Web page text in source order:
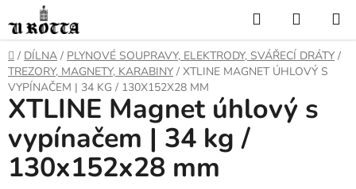
na
obsah
Hledat
KOŠÍK
DOMŮ
/ DÍLNA / PLYNOVÉ SOUPRAVY, ELEKTRODY, SVÁŘECÍ DRÁTY /
TREZORY, MAGNETY, KARABINY / XTLINE MAGNET ÚHLOVÝ S
VYPÍNAČEM | 34 KG / 130X152X28 MM
XTLINE Magnet úhlový s
vypínačem | 34 kg /
130x152x28 mm